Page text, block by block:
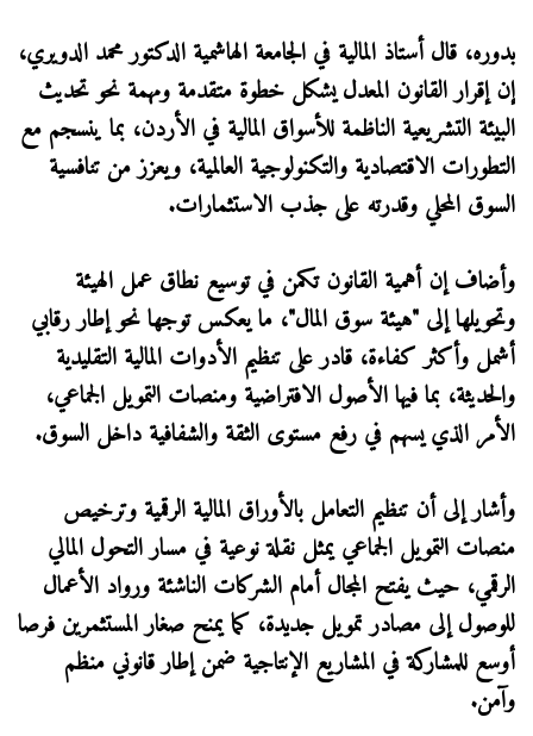
بدوره، قال أستاذ المالية في الجامعة الهاشمية الدكتور محمد الدويري،
إن إقرار القانون المعدل يشكل خطوة متقدمة ومهمة نحو تحديث
البيئة التشريعية الناظمة للأسواق المالية في الأردن، بما ينسجم مع
التطورات الاقتصادية والتكنولوجية العالمية، ويعزز من تنافسية
السوق المحلي وقدرته على جذب الاستثمارات.
وأضاف إن أهمية القانون تكمن في توسيع نطاق عمل الهيئة
وتحويلها إلى "هيئة سوق المال"، ما يعكس توجها نحو إطار رقابي
أشمل وأكثر كفاءة، قادر على تنظيم الأدوات المالية التقليدية
والحديثة، بما فيها الأصول الافتراضية ومنصات التمويل الجماعي،
الأمر الذي يسهم في رفع مستوى الثقة والشفافية داخل السوق.
وأشار إلى أن تنظيم التعامل بالأوراق المالية الرقمية وترخيص
منصات التمويل الجماعي يمثل نقلة نوعية في مسار التحول المالي
الرقمي، حيث يفتح المجال أمام الشركات الناشئة ورواد الأعمال
للوصول إلى مصادر تمويل جديدة، كما يمنح صغار المستثمرين فرصا
أوسع للمشاركة في المشاريع الإنتاجية ضمن إطار قانوني منظم
وآمن.